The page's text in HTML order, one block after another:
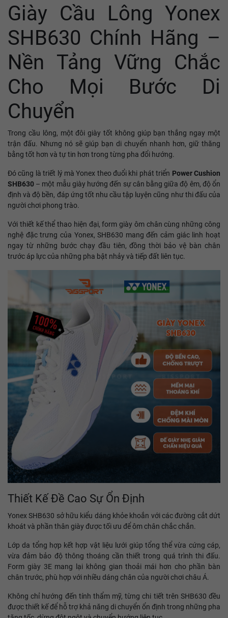
Giày Cầu Lông Yonex
SHB630 Chính Hãng –
Nền Tảng Vững Chắc
Cho Mọi Bước Di
Chuyển
Trong cầu lông, một đôi giày tốt không giúp bạn thắng ngay một
trận đấu. Nhưng nó sẽ giúp bạn di chuyển nhanh hơn, giữ thăng
bằng tốt hơn và tự tin hơn trong từng pha đổi hướng.
Đó cũng là triết lý mà Yonex theo đuổi khi phát triển Power Cushion
SHB630 – một mẫu giày hướng đến sự cân bằng giữa độ êm, độ ổn
định và độ bền, đáp ứng tốt nhu cầu tập luyện cũng như thi đấu của
người chơi phong trào.
Với thiết kế thể thao hiện đại, form giày ôm chân cùng những công
nghệ đặc trưng của Yonex, SHB630 mang đến cảm giác linh hoạt
ngay từ những bước chạy đầu tiên, đồng thời bảo vệ bàn chân
trước áp lực của những pha bật nhảy và tiếp đất liên tục.
Thiết Kế Đề Cao Sự Ổn Định
Yonex SHB630 sở hữu kiểu dáng khỏe khoắn với các đường cắt dứt
khoát và phần thân giày được tối ưu để ôm chân chắc chắn.
Lớp da tổng hợp kết hợp vật liệu lưới giúp tổng thể vừa cứng cáp,
vừa đảm bảo độ thông thoáng cần thiết trong quá trình thi đấu.
Form giày 3E mang lại không gian thoải mái hơn cho phần bàn
chân trước, phù hợp với nhiều dáng chân của người chơi châu Á.
Không chỉ hướng đến tính thẩm mỹ, từng chi tiết trên SHB630 đều
được thiết kế để hỗ trợ khả năng di chuyển ổn định trong những pha